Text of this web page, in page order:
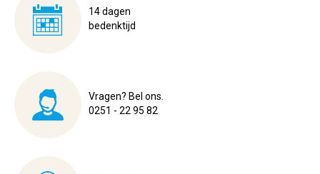
14 dagen
bedenktijd
Vragen? Bel ons.
0251 - 22 95 82